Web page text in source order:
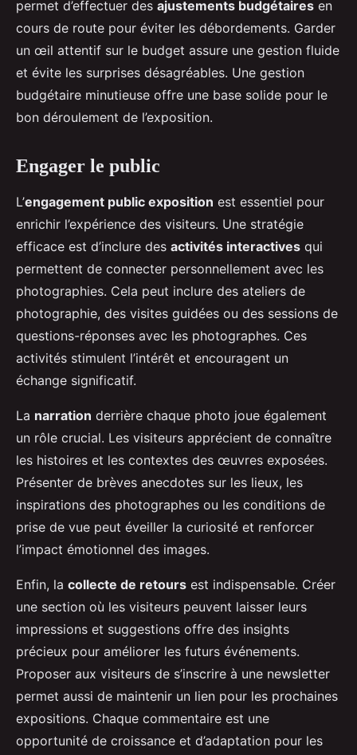
permet d’effectuer des ajustements budgétaires en
cours de route pour éviter les débordements. Garder
un œil attentif sur le budget assure une gestion fluide
et évite les surprises désagréables. Une gestion
budgétaire minutieuse offre une base solide pour le
bon déroulement de l’exposition.
Engager le public
L’engagement public exposition est essentiel pour
enrichir l’expérience des visiteurs. Une stratégie
efficace est d’inclure des activités interactives qui
permettent de connecter personnellement avec les
photographies. Cela peut inclure des ateliers de
photographie, des visites guidées ou des sessions de
questions-réponses avec les photographes. Ces
activités stimulent l’intérêt et encouragent un
échange significatif.
La narration derrière chaque photo joue également
un rôle crucial. Les visiteurs apprécient de connaître
les histoires et les contextes des œuvres exposées.
Présenter de brèves anecdotes sur les lieux, les
inspirations des photographes ou les conditions de
prise de vue peut éveiller la curiosité et renforcer
l’impact émotionnel des images.
Enfin, la collecte de retours est indispensable. Créer
une section où les visiteurs peuvent laisser leurs
impressions et suggestions offre des insights
précieux pour améliorer les futurs événements.
Proposer aux visiteurs de s’inscrire à une newsletter
permet aussi de maintenir un lien pour les prochaines
expositions. Chaque commentaire est une
opportunité de croissance et d’adaptation pour les